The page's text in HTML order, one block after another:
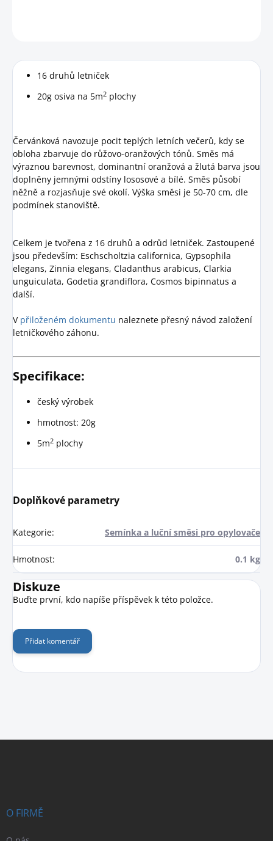
16 druhů letniček
20g osiva na 5m2 plochy
Červánková navozuje pocit teplých letních večerů, kdy se
obloha zbarvuje do růžovo-oranžových tónů. Směs má
výraznou barevnost, dominantní oranžová a žlutá barva jsou
doplněny jemnými odstíny lososové a bílé. Směs působí
něžně a rozjasňuje své okolí. Výška směsi je 50-70 cm, dle
podmínek stanoviště.
Celkem je tvořena z 16 druhů a odrůd letniček. Zastoupené
jsou především: Eschscholtzia californica, Gypsophila
elegans, Zinnia elegans, Cladanthus arabicus, Clarkia
unguiculata, Godetia grandiflora, Cosmos bipinnatus a
další.
V přiloženém dokumentu naleznete přesný návod založení
letničkového záhonu.
Specifikace:
český výrobek
hmotnost: 20g
5m2 plochy
Doplňkové parametry
Kategorie: Semínka a luční směsi pro opylovače
Hmotnost: 0.1 kg
Diskuze
Buďte první, kdo napíše příspěvek k této položce.
Přidat komentář
O FIRMĚ